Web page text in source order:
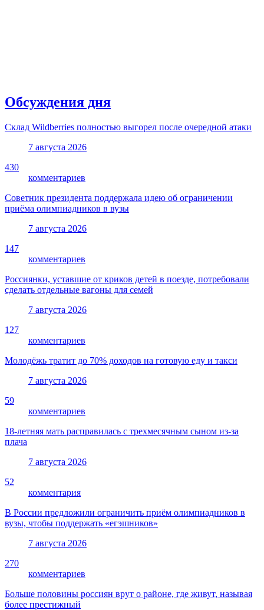
Обсуждения дня
Склад Wildberries полностью выгорел после очередной атаки
7 августа 2026
430
комментариев
Советник президента поддержала идею об ограничении
приёма олимпиадников в вузы
7 августа 2026
147
комментариев
Россиянки, уставшие от криков детей в поезде, потребовали
сделать отдельные вагоны для семей
7 августа 2026
127
комментариев
Молодёжь тратит до 70% доходов на готовую еду и такси
7 августа 2026
59
комментариев
18-летняя мать расправилась с трехмесячным сыном из-за
плача
7 августа 2026
52
комментария
В России предложили ограничить приём олимпиадников в
вузы, чтобы поддержать «егэшников»
7 августа 2026
270
комментариев
Больше половины россиян врут о районе, где живут, называя
более престижный